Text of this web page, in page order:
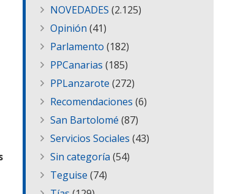
NOVEDADES (2.125)
Opinión (41)
Parlamento (182)
PPCanarias (185)
PPLanzarote (272)
Recomendaciones (6)
San Bartolomé (87)
Servicios Sociales (43)
Sin categoría (54)
Teguise (74)